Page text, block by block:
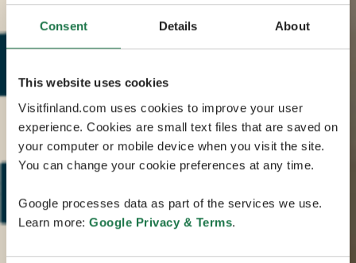
Consent Details About
This website uses cookies
Visitfinland.com uses cookies to improve your user
experience. Cookies are small text files that are saved on
your computer or mobile device when you visit the site.
You can change your cookie preferences at any time.
Google processes data as part of the services we use.
Learn more: Google Privacy & Terms.